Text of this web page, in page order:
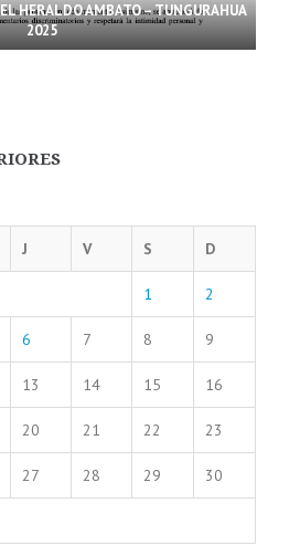
HERALDO AMBATO – TUNGURAHUA
2025
J V S D
1 2
6 7 8 9
13 14 15 16
20 21 22 23
27 28 29 30